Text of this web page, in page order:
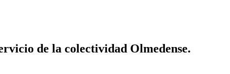
de la colectividad Olmedense.